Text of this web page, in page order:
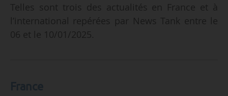
Telles sont trois des actualités en France et à
l’international repérées par News Tank entre le
06 et le 10/01/2025.